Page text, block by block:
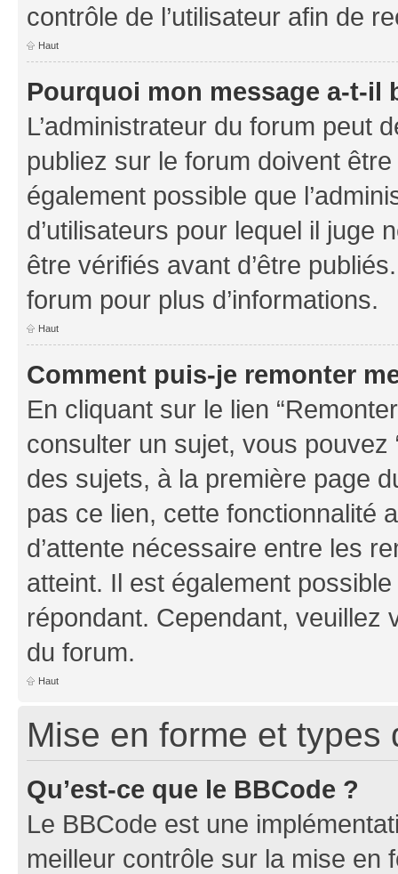
contrôle de l’utilisateur afin de
Haut
Pourquoi mon message a-t-il
L’administrateur du forum peut
publiez sur le forum doivent
également possible que
d’utilisateurs pour lequel il juge
être vérifiés avant d’être
forum pour plus d’informations.
Haut
Comment puis-je remonter
En cliquant sur le lien
consulter un sujet, vous pouvez
des sujets, à la première page
pas ce lien, cette fonctionnalité
d’attente nécessaire entre les
atteint. Il est également
répondant. Cependant,
du forum.
Haut
Mise en forme et types
Qu’est-ce que le BBCode ?
Le BBCode est une
meilleur contrôle sur la mise en